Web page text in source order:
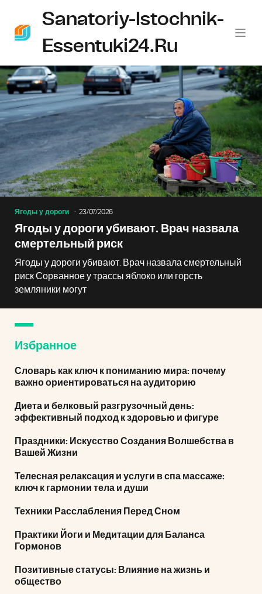
Sanatoriy-Istochnik-
Essentuki24.ru
Ягоды у дороги 23/07/2026
Ягоды у дороги убивают. Врач назвала
смертельный риск
Ягоды у дороги убивают. Врач назвала смертельный
риск Сорванное у трассы яблоко или горсть
земляники могут
Избранное
Словарь как ключ к пониманию мира: почему
важно ориентироваться на аудиторию
Диета и белковый разгрузочный день:
эффективный подход к здоровью и фигуре
Праздники: Искусство Создания Волшебства в
Вашей Жизни
Телесная релаксация и услуги в спа массаже:
ключ к гармонии тела и души
Техники Расслабления Перед Сном
Практики Йоги и Медитации для Баланса
Гормонов
Позитивные статусы: Влияние на жизнь и
общество